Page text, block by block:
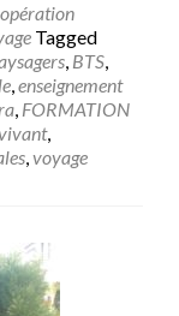
Tagged
, BTS,
,enseignement
, FORMATION
,
,voyage